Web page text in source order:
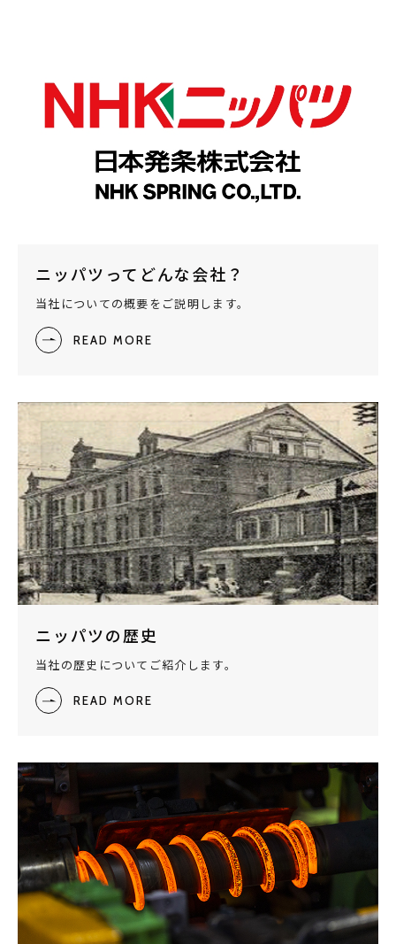
ニッパツってどんな会社？
当社についての概要をご説明します。
READ MORE
ニッパツの歴史
当社の歴史についてご紹介します。
READ MORE